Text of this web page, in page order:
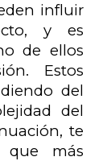
influir
y es
de ellos
Estos
del
del
te
que más